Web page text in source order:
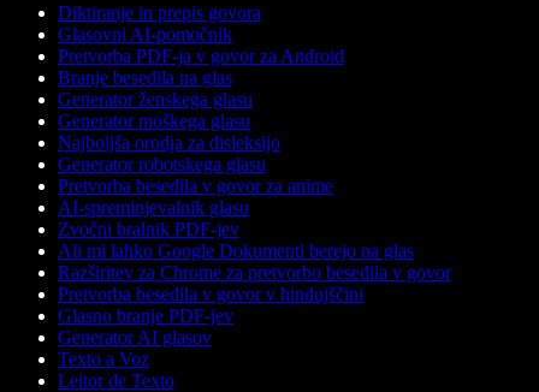
Diktiranje in prepis govora
Glasovni AI-pomočnik
Pretvorba PDF-ja v govor za Android
Branje besedila na glas
Generator ženskega glasu
Generator moškega glasu
Najboljša orodja za disleksijo
Generator robotskega glasu
Pretvorba besedila v govor za anime
AI-spreminjevalnik glasu
Zvočni bralnik PDF-jev
Ali mi lahko Google Dokumenti berejo na glas
Razširitev za Chrome za pretvorbo besedila v govor
Pretvorba besedila v govor v hindujščini
Glasno branje PDF-jev
Generator AI glasov
Texto a Voz
Leitor de Texto